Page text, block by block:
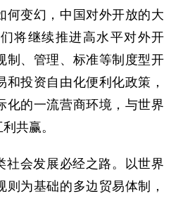
何变幻，中国对外开放的大
将继续推进高水平对外开
制、管理、标准等制度型开
和投资自由化便利化政策，
化的一流营商环境，与世界
共赢。
社会发展必经之路。以世界
则为基础的多边贸易体制，